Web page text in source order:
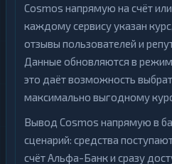
Cosmos напрямую на счёт
каждому сервису указан
отзывы пользователей и
Данные обновляются в
это даёт возможность
максимально выгодному
Вывод Cosmos напрямую в
сценарий: средства
счёт Альфа-Банк и сразу